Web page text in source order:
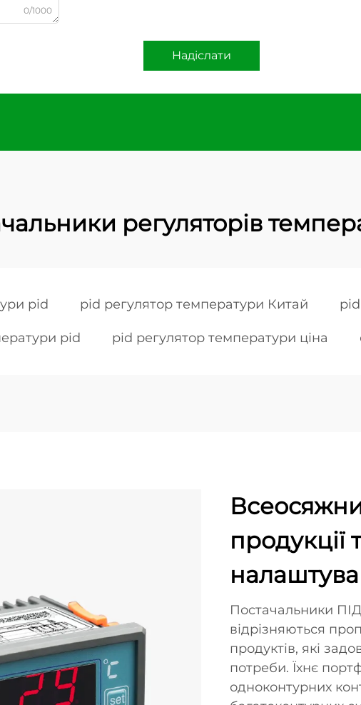
0/1000
Надіслати
регуляторів
pid pid регулятор температури Китай
pid pid регулятор температури ціна
продукції
Постачальники
відрізняються
продуктів, які
потреби. Їхнє
одноконтурних